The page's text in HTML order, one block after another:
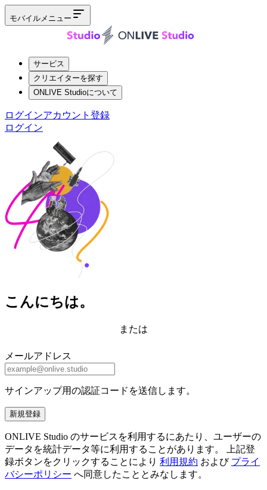
モバイルメニュー
サービス
クリエイターを探す
ONLIVE Studioについて
ログインアカウント登録
ログイン
こんにちは。
または
メールアドレス
サインアップ用の認証コードを送信します。
新規登録
ONLIVE Studio のサービスを利用するにあたり、ユーザーの
データを統計データ等に利用することがあります。 上記登
録ボタンをクリックすることにより 利用規約 および プライ
バシーポリシー へ同意したこととみなします。